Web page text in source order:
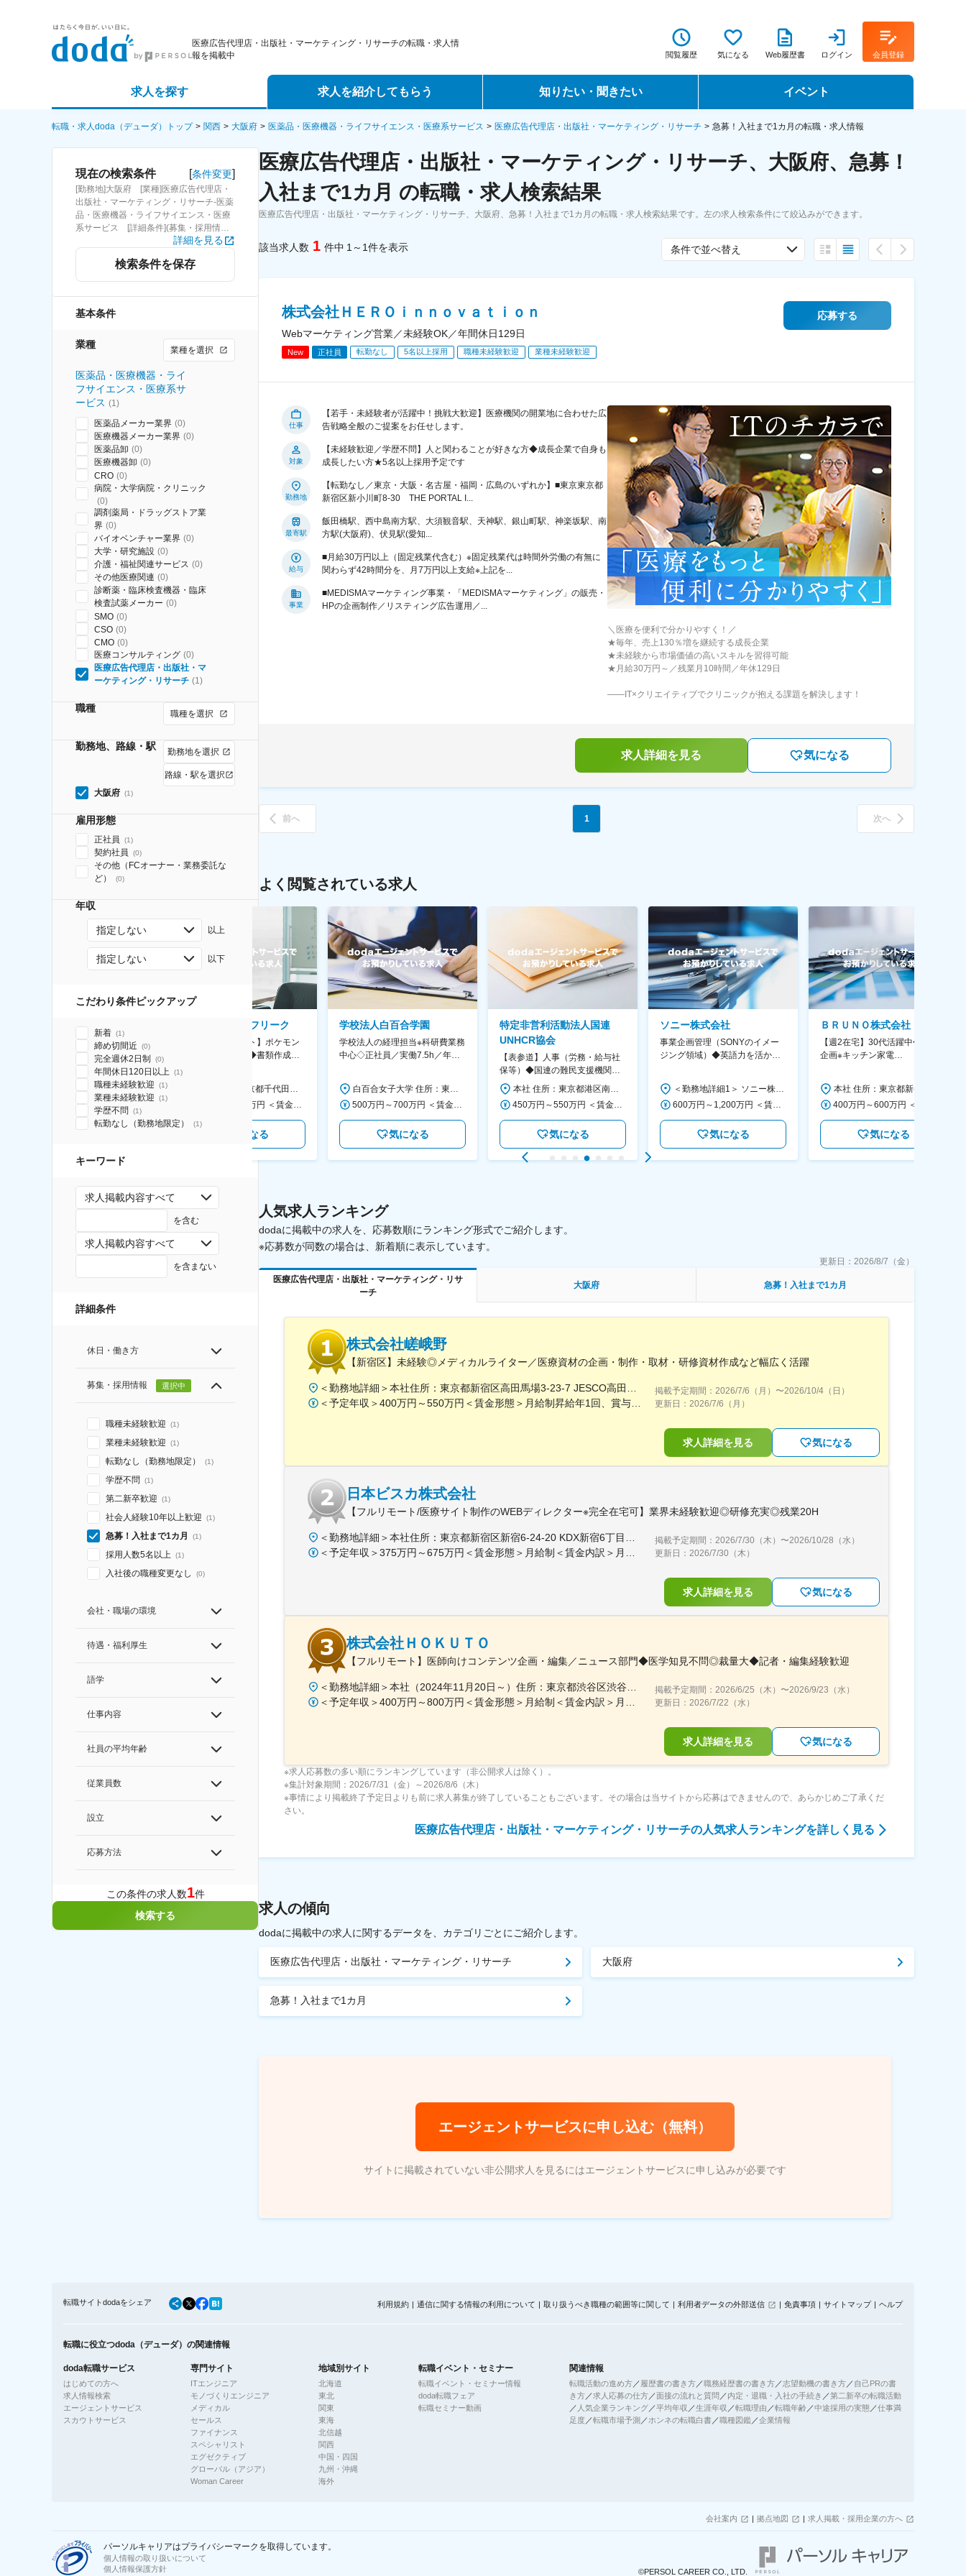
医療広告代理店・出版社・マーケティング・リサーチの転職・求人情
報を掲載中
閲覧履歴 気になる Web履歴書 ログイン 会員登録
求人を探す
詳細条件から探す
求人特集から探す
求人を紹介してもらう
エージェントサービス
スカウトサービス
パートナーエージェントサービス
知りたい・聞きたい
転職ノウハウ
データで見る転職
コラム・インタビュー
イベント
転職イベント・転職セミナー
転職フェア
転職・求人doda（デューダ）トップ 関西 大阪府 医薬品・医療機器・ライフサイエンス・医療系サービス 医療広告代理店・出版社・マーケティング・リサーチ 急募！入社まで1カ月の転職・求人情報
現在の検索条件 [条件変更]
[勤務地]大阪府 [業種]医療広告代理店・
出版社・マーケティング・リサーチ-医薬
品・医療機器・ライフサイエンス・医療
系サービス [詳細条件](募集・採用情報)
詳細を見る
検索条件を保存
基本条件
業種 業種を選択
医薬品・医療機器・ライ
フサイエンス・医療系サ
ービス (1)
医薬品メーカー業界 (0)
医療機器メーカー業界 (0)
医薬品卸 (0)
医療機器卸 (0)
CRO (0)
病院・大学病院・クリニック
(0)
調剤薬局・ドラッグストア業
界 (0)
バイオベンチャー業界 (0)
大学・研究施設 (0)
介護・福祉関連サービス (0)
その他医療関連 (0)
診断薬・臨床検査機器・臨床
検査試薬メーカー (0)
SMO (0)
CSO (0)
CMO (0)
医療コンサルティング (0)
医療広告代理店・出版社・マ
ーケティング・リサーチ (1)
職種 職種を選択
勤務地、路線・駅 勤務地を選択
路線・駅を選択
大阪府 (1)
雇用形態
正社員 (1)
契約社員 (0)
その他（FCオーナー・業務委託な
ど）
(0)
年収
指定しない 以上
指定しない 以下
こだわり条件ピックアップ
新着 (1)
締め切間近 (0)
完全週休2日制 (0)
年間休日120日以上 (1)
職種未経験歓迎 (1)
業種未経験歓迎 (1)
学歴不問 (1)
転勤なし（勤務地限定） (1)
キーワード
求人掲載内容すべて
を含む
求人掲載内容すべて
を含まない
詳細条件
休日・働き方
募集・採用情報 選択中
職種未経験歓迎 (1)
業種未経験歓迎 (1)
転勤なし（勤務地限定） (1)
学歴不問 (1)
第二新卒歓迎 (1)
社会人経験10年以上歓迎 (1)
急募！入社まで1カ月 (1)
採用人数5名以上 (1)
入社後の職種変更なし (0)
会社・職場の環境
待遇・福利厚生
語学
仕事内容
社員の平均年齢
従業員数
設立
応募方法
この条件の求人数1件
検索する
医療広告代理店・出版社・マーケティング・リサーチ、大阪府、急募！
入社まで1カ月 の転職・求人検索結果
医療広告代理店・出版社・マーケティング・リサーチ、大阪府、急募！入社まで1カ月の転職・求人検索結果です。左の求人検索条件にて絞込みができます。
該当求人数 1 件中 1～1件を表示 条件で並べ替え
株式会社ＨＥＲＯｉｎｎｏｖａｔｉｏｎ
Webマーケティング営業／未経験OK／年間休日129日
New 正社員 転勤なし 5名以上採用 職種未経験歓迎 業種未経験歓迎
応募する
仕事
【若手・未経験者が活躍中！挑戦大歓迎】医療機関の開業地に合わせた広
告戦略全般のご提案をお任せします。
対象
【未経験歓迎／学歴不問】人と関わることが好きな方◆成長企業で自身も
成長したい方★5名以上採用予定です
勤務地
【転勤なし／東京・大阪・名古屋・福岡・広島のいずれか】■東京東京都
新宿区新小川町8-30 THE PORTAL I...
最寄駅
飯田橋駅、西中島南方駅、大須観音駅、天神駅、銀山町駅、神楽坂駅、南
方駅(大阪府)、伏見駅(愛知...
給与
■月給30万円以上（固定残業代含む）※固定残業代は時間外労働の有無に
関わらず42時間分を、月7万円以上支給※上記を...
事業
■MEDISMAマーケティング事業・「MEDISMAマーケティング」の販売・
HPの企画制作／リスティング広告運用／...
＼医療を便利で分かりやすく！／
★毎年、売上130％増を継続する成長企業
★未経験から市場価値の高いスキルを習得可能
★月給30万円～／残業月10時間／年休129日
――IT×クリエイティブでクリニックが抱える課題を解決します！
求人詳細を見る 気になる
前へ 1 次へ
よく閲覧されている求人
AGC株式会社
【横浜※一般職/転勤なし】庶
務・事務担当～開発部材の発注
やDXに向けたシステム利用等～
AGC横浜テクニカルセンター 住所：神奈川県横浜市鶴見区末広町1-1 勤務地最寄駅：JR線／弁天橋駅 受動喫煙対策：敷地内喫煙可能場所あり 変更の範囲：無
400万円～550万円 ＜賃金形態＞ 月給制 固定給＋業績給 ＜賃金内訳＞ 月額（基本給）：230,000円～280,000円 ＜月給＞ 230,000円～280,000円 ＜昇給有無＞ 有 ＜残業手当＞ 有 ＜給与補足＞ ※上記はあくまで最低保証額です。実際にはこれまでの経験やスキルを考慮の上、決定します。 年収には残業代は含めておりません。 ■昇給：年1回 ■賞与：年2回 賃金はあくまでも目安の金額であり、選考を通じて上下する可能性があります。 月給(月額)は固定手当を含めた表記です。
株式会社ゲームフリーク
【庶務アシスタント】ポケモン
シリーズ開発企業◆書類作成・
データ入力など◆年休126日・
気になる
学校法人白百合学園
学校法人の経理担当※科研費業務
中心◇正社員／実働7.5h／年休
気になる
特定非営利活動法人国連
UNHCR協会
【表参道】人事（労務・給与社
保等）◆国連の難民支援機関の
活動を支える日本公式支援窓口
◆正職員登用前提
気になる
ソニー株式会社
事業企画管理（SONYのイメー
ジング領域）◆英語力を活か
気になる
ＢＲＵＮＯ株式会社
【週2在宅】30代活躍中◆商品
企画※キッチン家電
気になる
人気求人ランキング
dodaに掲載中の求人を、応募数順にランキング形式でご紹介します。
※応募数が同数の場合は、新着順に表示しています。
更新日： 2026/8/7（金）
医療広告代理店・出版社・マーケティング・リサ
ーチ
大阪府 急募！入社まで1カ月
株式会社嵯峨野
【新宿区】未経験◎メディカルライター／医療資材の企画・制作・取材・研修資材作成など幅広く活躍
掲載予定期間： 2026/7/6（月） 〜2026/10/4（日）
更新日： 2026/7/6（月）
求人詳細を見る 気になる
日本ビスカ株式会社
【フルリモート/医療サイト制作のWEBディレクター※完全在宅可】業界未経験歓迎◎研修充実◎残業20H
掲載予定期間： 2026/7/30（木） 〜2026/10/28（水）
更新日： 2026/7/30（木）
求人詳細を見る 気になる
株式会社ＨＯＫＵＴＯ
【フルリモート】医師向けコンテンツ企画・編集／ニュース部門◆医学知見不問◎裁量大◆記者・編集経験歓迎
掲載予定期間： 2026/6/25（木） 〜2026/9/23（水）
更新日： 2026/7/22（水）
求人詳細を見る 気になる
※求人応募数の多い順にランキングしています（非公開求人は除く）。
※集計対象期間：2026/7/31（金）～2026/8/6（木）
※事情により掲載終了予定日よりも前に求人募集が終了していることもございます。その場合は当サイトから応募はできませんので、あらかじめご了承くだ
さい。
医療広告代理店・出版社・マーケティング・リサーチの人気求人ランキングを詳しく見る
求人の傾向
dodaに掲載中の求人に関するデータを、カテゴリごとにご紹介します。
医療広告代理店・出版社・マーケティング・リサーチ 大阪府
急募！入社まで1カ月
エージェントサービスに申し込む（無料）
サイトに掲載されていない非公開求人を見るにはエージェントサービスに申し込みが必要です
転職サイトdodaをシェア 利用規約 通信に関する情報の利用について 取り扱うべき職種の範囲等に関して 利用者データの外部送信 免責事項 サイトマップ ヘルプ
転職に役立つdoda（デューダ）の関連情報
doda転職サービス
はじめての方へ
求人情報検索
エージェントサービス
スカウトサービス
専門サイト
ITエンジニア
モノづくりエンジニア
メディカル
セールス
ファイナンス
スペシャリスト
エグゼクティブ
グローバル（アジア）
Woman Career
地域別サイト
北海道
東北
関東
東海
北信越
関西
中国・四国
九州・沖縄
海外
転職イベント・セミナー
転職イベント・セミナー情報
doda転職フェア
転職セミナー動画
関連情報
転職活動の進め方 ／ 履歴書の書き方 ／職務経歴書の書き方 ／志望動機の書き方 ／ 自己PRの書
き方 ／求人応募の仕方 ／面接の流れと質問 ／ 内定・退職・入社の手続き ／第二新卒の転職活動
／ 人気企業ランキング ／平均年収 ／生涯年収 ／転職理由 ／転職年齢 ／中途採用の実態 ／仕事満
足度 ／転職市場予測 ／ ホンネの転職白書 ／職種図鑑 ／企業情報
会社案内 拠点地図 求人掲載・採用企業の方へ
パーソルキャリアはプライバシーマークを取得しています。
個人情報の取り扱いについて
個人情報保護方針
©PERSOL CAREER CO., LTD.